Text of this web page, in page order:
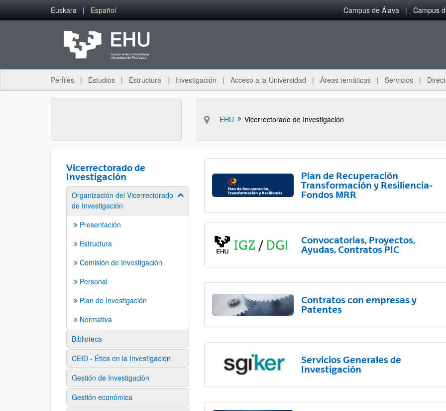
Saltar al contenido principal
Euskara Español Campus de Álava Campus
Perfiles Estudios Estructura Investigación Acceso a la Universidad Áreas temáticas Servicios
EHU Vicerrectorado de Investigación
Vicerrectorado de
Investigación
Organización del Vicerrectorado
de Investigación
Mostrar/ocultar subpáginas
Presentación
Estructura
Comisión de Investigación
Personal
Plan de Investigación
Normativa
Biblioteca
CEID - Ética en la Investigación
Gestión de Investigación
Gestión económica
Plan de Recuperación
Transformación y Resiliencia-
Fondos MRR
Convocatorias, Proyectos,
Ayudas, Contratos PIC
Contratos con empresas y
Patentes
Servicios Generales de
Investigación